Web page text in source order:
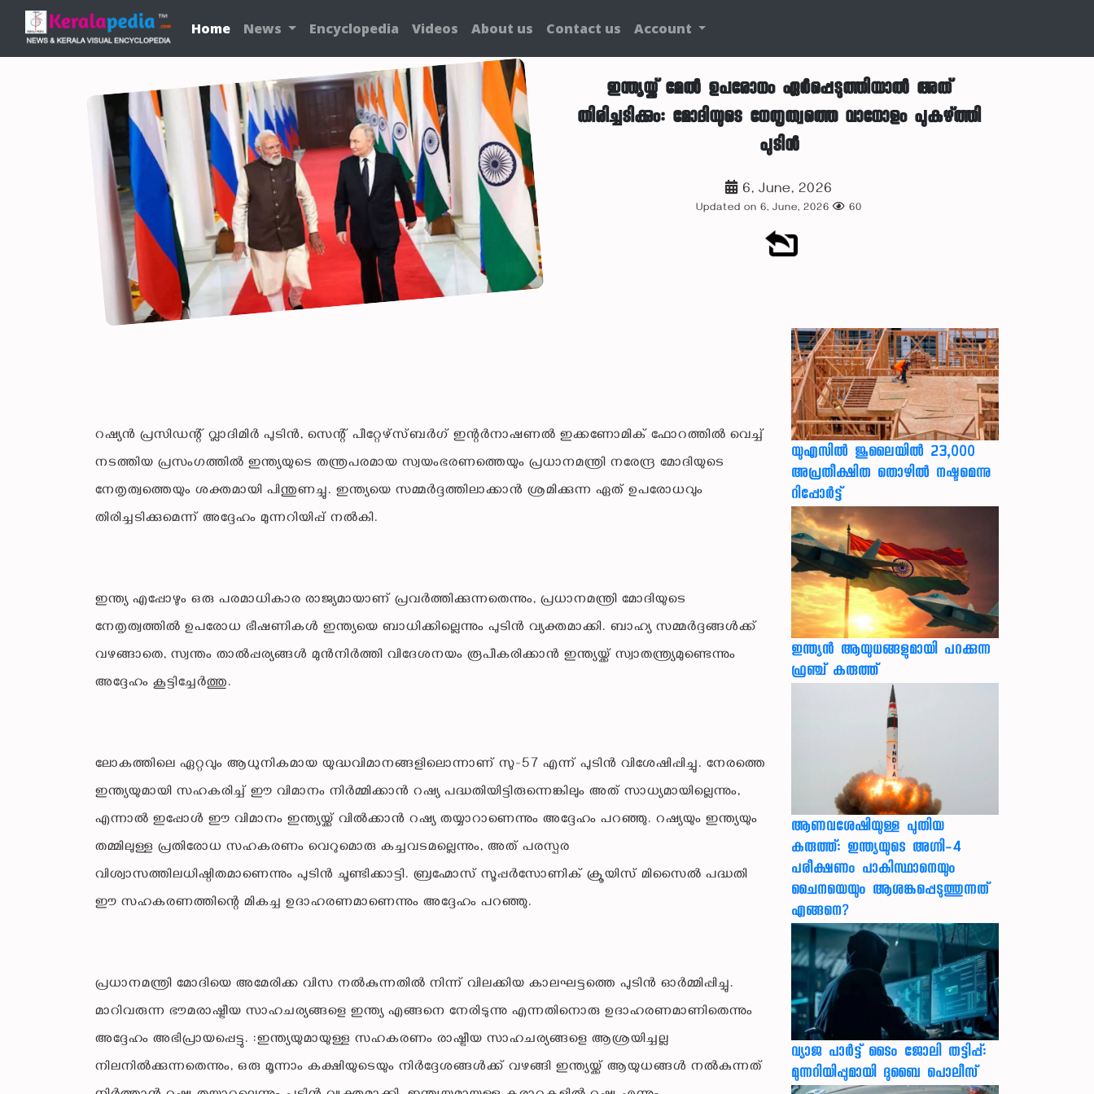
Home News Encyclopedia Videos About us Contact us Account
ഇന്ത്യയ്ക്ക് മേൽ ഉപരോധം ഏർപ്പെടുത്തിയാൽ അത്
തിരിച്ചടിക്കും: മോദിയുടെ നേതൃത്വത്തെ വാനോളം പുകഴ്ത്തി
പുടിൻ
6, June, 2026
Updated on 6, June, 2026 60
റഷ്യൻ പ്രസിഡന്റ് വ്ലാദിമിർ പുടിൻ, സെന്റ് പീറ്റേഴ്‌സ്ബർഗ് ഇന്റർനാഷണൽ ഇക്കണോമിക് ഫോറത്തിൽ വെച്ച്
നടത്തിയ പ്രസംഗത്തിൽ ഇന്ത്യയുടെ തന്ത്രപരമായ സ്വയംഭരണത്തെയും പ്രധാനമന്ത്രി നരേന്ദ്ര മോദിയുടെ
നേതൃത്വത്തെയും ശക്തമായി പിന്തുണച്ചു. ഇന്ത്യയെ സമ്മർദ്ദത്തിലാക്കാൻ ശ്രമിക്കുന്ന ഏത് ഉപരോധവും
തിരിച്ചടിക്കുമെന്ന് അദ്ദേഹം മുന്നറിയിപ്പ് നൽകി.
ഇന്ത്യ എപ്പോഴും ഒരു പരമാധികാര രാജ്യമായാണ് പ്രവർത്തിക്കുന്നതെന്നും, പ്രധാനമന്ത്രി മോദിയുടെ
നേതൃത്വത്തിൽ ഉപരോധ ഭീഷണികൾ ഇന്ത്യയെ ബാധിക്കില്ലെന്നും പുടിൻ വ്യക്തമാക്കി. ബാഹ്യ സമ്മർദ്ദങ്ങൾക്ക്
വഴങ്ങാതെ, സ്വന്തം താൽപ്പര്യങ്ങൾ മുൻനിർത്തി വിദേശനയം രൂപീകരിക്കാൻ ഇന്ത്യയ്ക്ക് സ്വാതന്ത്ര്യമുണ്ടെന്നും
അദ്ദേഹം കൂട്ടിച്ചേർത്തു.
ലോകത്തിലെ ഏറ്റവും ആധുനികമായ യുദ്ധവിമാനങ്ങളിലൊന്നാണ് സു-57 എന്ന് പുടിൻ വിശേഷിപ്പിച്ചു. നേരത്തെ
ഇന്ത്യയുമായി സഹകരിച്ച് ഈ വിമാനം നിർമ്മിക്കാൻ റഷ്യ പദ്ധതിയിട്ടിരുന്നെങ്കിലും അത് സാധ്യമായില്ലെന്നും,
എന്നാൽ ഇപ്പോൾ ഈ വിമാനം ഇന്ത്യയ്ക്ക് വിൽക്കാൻ റഷ്യ തയ്യാറാണെന്നും അദ്ദേഹം പറഞ്ഞു. റഷ്യയും ഇന്ത്യയും
തമ്മിലുള്ള പ്രതിരോധ സഹകരണം വെറുമൊരു കച്ചവടമല്ലെന്നും, അത് പരസ്പര
വിശ്വാസത്തിലധിഷ്ഠിതമാണെന്നും പുടിൻ ചൂണ്ടിക്കാട്ടി. ബ്രഹ്മോസ് സൂപ്പർസോണിക് ക്രൂയിസ് മിസൈൽ പദ്ധതി
ഈ സഹകരണത്തിന്റെ മികച്ച ഉദാഹരണമാണെന്നും അദ്ദേഹം പറഞ്ഞു.
പ്രധാനമന്ത്രി മോദിയെ അമേരിക്ക വിസ നൽകുന്നതിൽ നിന്ന് വിലക്കിയ കാലഘട്ടത്തെ പുടിൻ ഓർമ്മിപ്പിച്ചു.
മാറിവരുന്ന ഭൗമരാഷ്ട്രീയ സാഹചര്യങ്ങളെ ഇന്ത്യ എങ്ങനെ നേരിടുന്നു എന്നതിനൊരു ഉദാഹരണമാണിതെന്നും
അദ്ദേഹം അഭിപ്രായപ്പെട്ടു. :ഇന്ത്യയുമായുള്ള സഹകരണം രാഷ്ട്രീയ സാഹചര്യങ്ങളെ ആശ്രയിച്ചല്ല
നിലനിൽക്കുന്നതെന്നും, ഒരു മൂന്നാം കക്ഷിയുടെയും നിർദ്ദേശങ്ങൾക്ക് വഴങ്ങി ഇന്ത്യയ്ക്ക് ആയുധങ്ങൾ നൽകുന്നത്
യുഎസില്‍ ജൂലൈയില്‍ 23,000
അപ്രതീക്ഷിത തൊഴില്‍ നഷ്ടമെന്നു
റിപ്പോര്‍ട്ട്
ഇന്ത്യൻ ആയുധങ്ങളുമായി പറക്കുന്ന
ഫ്രഞ്ച് കരുത്ത്
ആണവശേഷിയുള്ള പുതിയ
കരുത്ത്: ഇന്ത്യയുടെ അഗ്നി-4
പരീക്ഷണം പാകിസ്ഥാനെയും
ചൈനയെയും ആശങ്കപ്പെടുത്തുന്നത്
എങ്ങനെ?
വ്യാജ പാർട്ട് ടൈം ജോലി തട്ടിപ്പ്:
മുന്നറിയിപ്പുമായി ദുബൈ പൊലീസ്